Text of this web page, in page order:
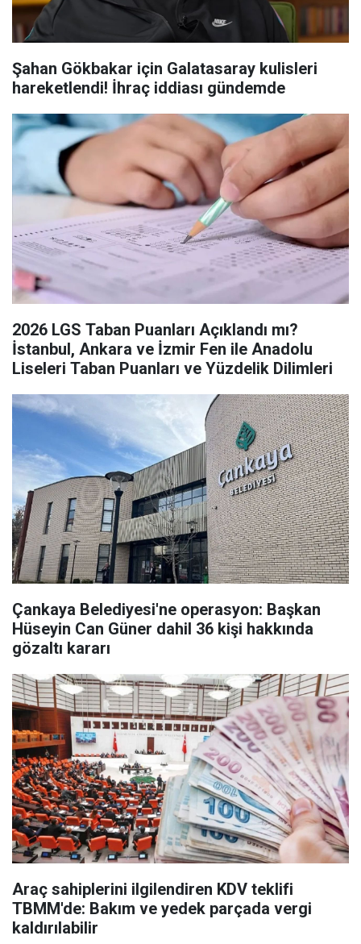
Şahan Gökbakar için Galatasaray kulisleri
hareketlendi! İhraç iddiası gündemde
2026 LGS Taban Puanları Açıklandı mı?
İstanbul, Ankara ve İzmir Fen ile Anadolu
Liseleri Taban Puanları ve Yüzdelik Dilimleri
Çankaya Belediyesi'ne operasyon: Başkan
Hüseyin Can Güner dahil 36 kişi hakkında
gözaltı kararı
Araç sahiplerini ilgilendiren KDV teklifi
TBMM'de: Bakım ve yedek parçada vergi
kaldırılabilir